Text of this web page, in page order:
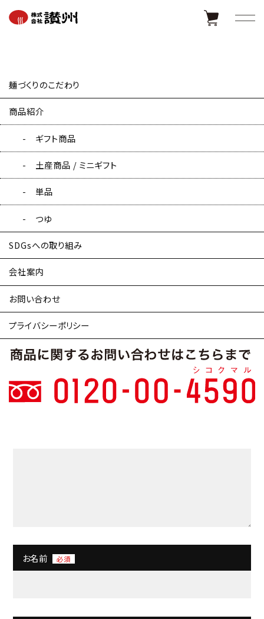
麺づくりのこだわり
商品紹介
ギフト商品
土産商品 / ミニギフト
単品
つゆ
SDGsへの取り組み
会社案内
お問い合わせ
プライバシーポリシー
お問い合わせ
お問い合わせはこちらのメールフォームをご利用ください。 商品
に関するご意見も承っております。
ご用件 必須
商品に関するお問い合わせ
カタログ請求
その他
具体的な内容 必須
お名前 必須